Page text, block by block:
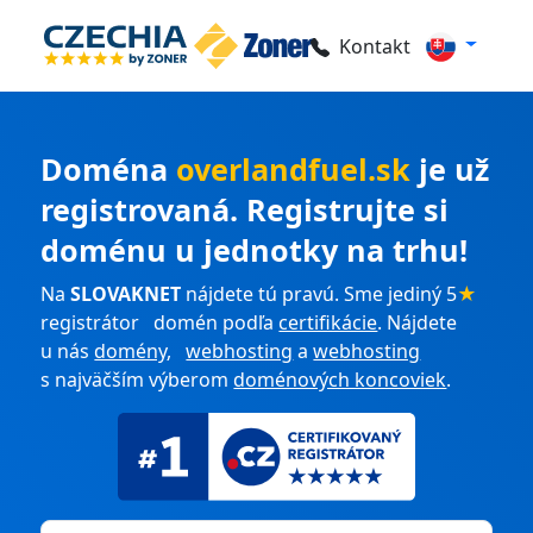
Kontakt
Doména overlandfuel.sk je už
registrovaná. Registrujte si
doménu u jednotky na trhu!
NaSLOVAKNET nájdete tú pravú. Sme jediný 5★
registrátor domén podľacertifikácie. Nájdete
u násdomény,webhosting awebhosting
s najväčším výberomdoménových koncoviek.